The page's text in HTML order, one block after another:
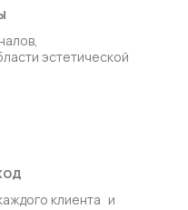
эстетической
клиента и